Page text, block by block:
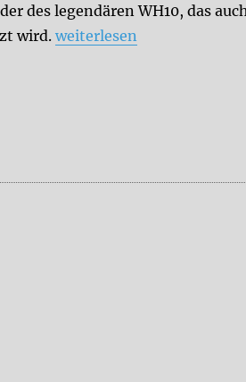
des legendären WH10, das auch
wird.„Mod: Externer Amount
weiterlesen